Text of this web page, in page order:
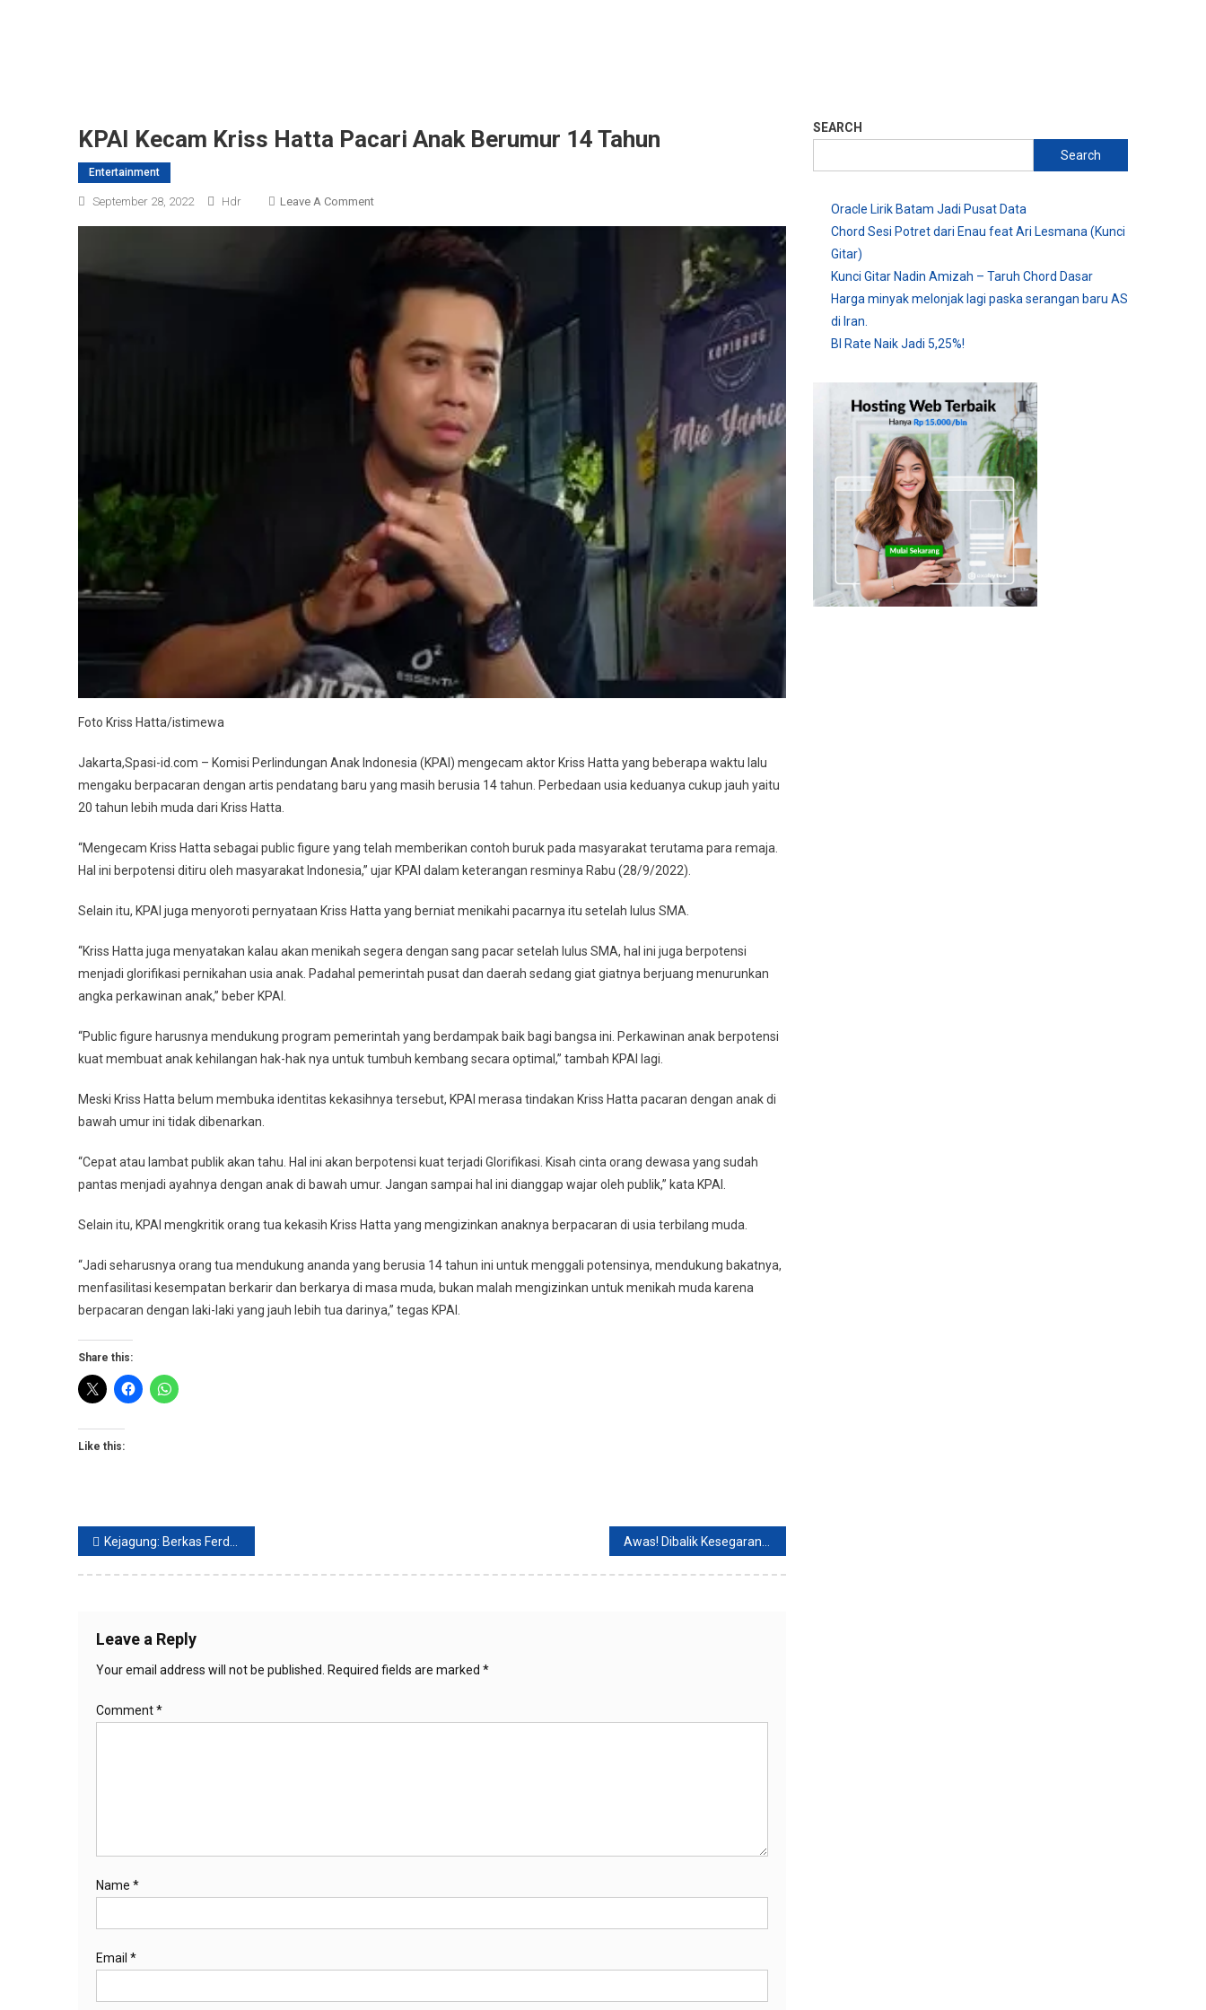
KPAI Kecam Kriss Hatta Pacari Anak Berumur 14 Tahun
Entertainment
September 28, 2022 Hdr Leave A CommentOn
Pacari
Anak
Berumur
Foto Kriss Hatta/istimewa
Jakarta,Spasi-id.com – Komisi Perlindungan Anak Indonesia (KPAI) mengecam aktor Kriss Hatta yang beberapa waktu lalu
mengaku berpacaran dengan artis pendatang baru yang masih berusia 14 tahun. Perbedaan usia keduanya cukup jauh yaitu
20 tahun lebih muda dari Kriss Hatta.
“Mengecam Kriss Hatta sebagai public figure yang telah memberikan contoh buruk pada masyarakat terutama para remaja.
Hal ini berpotensi ditiru oleh masyarakat Indonesia,” ujar KPAI dalam keterangan resminya Rabu (28/9/2022).
Selain itu, KPAI juga menyoroti pernyataan Kriss Hatta yang berniat menikahi pacarnya itu setelah lulus SMA.
“Kriss Hatta juga menyatakan kalau akan menikah segera dengan sang pacar setelah lulus SMA, hal ini juga berpotensi
menjadi glorifikasi pernikahan usia anak. Padahal pemerintah pusat dan daerah sedang giat giatnya berjuang menurunkan
angka perkawinan anak,” beber KPAI.
“Public figure harusnya mendukung program pemerintah yang berdampak baik bagi bangsa ini. Perkawinan anak berpotensi
kuat membuat anak kehilangan hak-hak nya untuk tumbuh kembang secara optimal,” tambah KPAI lagi.
Meski Kriss Hatta belum membuka identitas kekasihnya tersebut, KPAI merasa tindakan Kriss Hatta pacaran dengan anak di
bawah umur ini tidak dibenarkan.
“Cepat atau lambat publik akan tahu. Hal ini akan berpotensi kuat terjadi Glorifikasi. Kisah cinta orang dewasa yang sudah
pantas menjadi ayahnya dengan anak di bawah umur. Jangan sampai hal ini dianggap wajar oleh publik,” kata KPAI.
Selain itu, KPAI mengkritik orang tua kekasih Kriss Hatta yang mengizinkan anaknya berpacaran di usia terbilang muda.
“Jadi seharusnya orang tua mendukung ananda yang berusia 14 tahun ini untuk menggali potensinya, mendukung bakatnya,
menfasilitasi kesempatan berkarir dan berkarya di masa muda, bukan malah mengizinkan untuk menikah muda karena
berpacaran dengan laki-laki yang jauh lebih tua darinya,” tegas KPAI.
Share this:
Like this:
Post
navigation
Kejagung: Berkas Ferdy Sambo Telah Lengkap
Leave a Reply
Your email address will not be published. Required fields are marked *
Comment*
Name *
Email *
SEARCH
Search
Oracle Lirik Batam Jadi Pusat Data
Chord Sesi Potret dari Enau feat Ari Lesmana (Kunci
Gitar)
Kunci Gitar Nadin Amizah – Taruh Chord Dasar
Harga minyak melonjak lagi paska serangan baru AS
di Iran.
BI Rate Naik Jadi 5,25%!